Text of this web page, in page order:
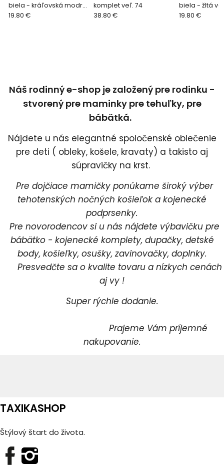
biela - kráľovská modrá
veľ. 74
19.80 €
komplet veľ. 74
38.80 €
biela - žltá
19.80 €
Náš rodinný e-shop je založený pre rodinku -
stvorený pre maminky pre tehuľky, pre
bábätká.
Nájdete u nás elegantné spoločenské oblečenie
pre deti ( obleky, košele, kravaty) a takisto aj
súpravičky na krst.
Pre dojčiace mamičky ponúkame široký výber
tehotenských nočných košieľok a kojenecké
podprsenky.
Pre novorodencov si u nás nájdete výbavičku pre
bábätko - kojenecké komplety, dupačky, detské
body, košieľky, osušky, zavinovačky, doplnky.
Presvedčte sa o kvalite tovaru a nízkych cenách
aj vy !
Super rýchle dodanie.
Prajeme Vám príjemné
nakupovanie.
TAXIKASHOP
Štýlový štart do života.